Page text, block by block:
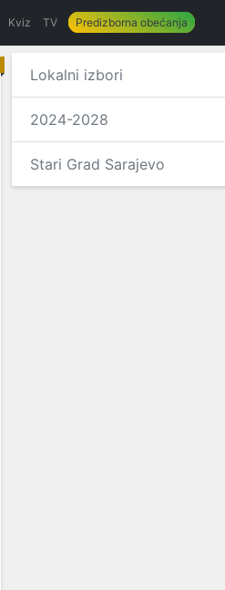
Kviz TV Predizborna obećanja
Lokalni izbori
2024-2028
Stari Grad Sarajevo